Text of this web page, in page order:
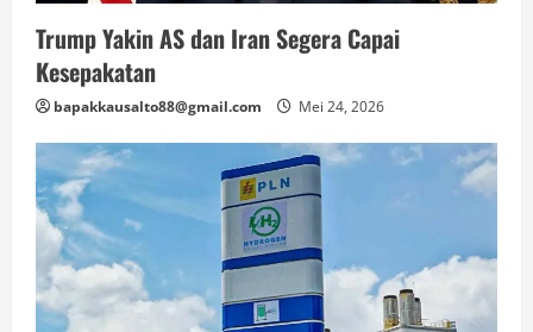
Trump Yakin AS dan Iran Segera Capai
Kesepakatan
bapakkausalto88@gmail.com Mei 24, 2026